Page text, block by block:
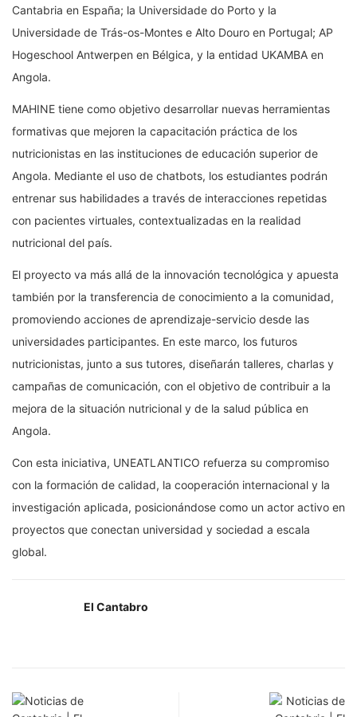
Cantabria en España; la Universidade do Porto y la
Universidade de Trás-os-Montes e Alto Douro en Portugal; AP
Hogeschool Antwerpen en Bélgica, y la entidad UKAMBA en
Angola.
MAHINE tiene como objetivo desarrollar nuevas herramientas
formativas que mejoren la capacitación práctica de los
nutricionistas en las instituciones de educación superior de
Angola. Mediante el uso de chatbots, los estudiantes podrán
entrenar sus habilidades a través de interacciones repetidas
con pacientes virtuales, contextualizadas en la realidad
nutricional del país.
El proyecto va más allá de la innovación tecnológica y apuesta
también por la transferencia de conocimiento a la comunidad,
promoviendo acciones de aprendizaje-servicio desde las
universidades participantes. En este marco, los futuros
nutricionistas, junto a sus tutores, diseñarán talleres, charlas y
campañas de comunicación, con el objetivo de contribuir a la
mejora de la situación nutricional y de la salud pública en
Angola.
Con esta iniciativa, UNEATLANTICO refuerza su compromiso
con la formación de calidad, la cooperación internacional y la
investigación aplicada, posicionándose como un actor activo en
proyectos que conectan universidad y sociedad a escala
global.
El Cantabro